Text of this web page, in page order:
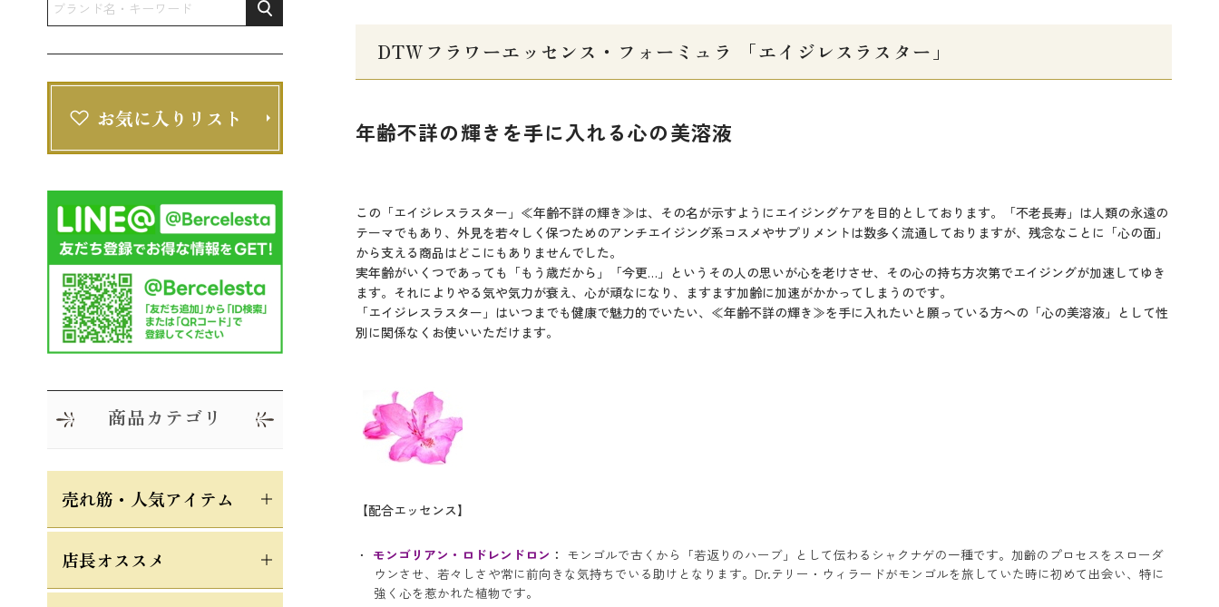
DTWフラワーエッセンス・フォーミュラ 「エイジレスラスター」
年齢不詳の輝きを手に入れる心の美溶液
この「エイジレスラスター」≪年齢不詳の輝き≫は、その名が示すようにエイジングケアを目的としております。「不老長寿」は人類の永遠の
テーマでもあり、外見を若々しく保つためのアンチエイジング系コスメやサプリメントは数多く流通しておりますが、残念なことに「心の面」
から支える商品はどこにもありませんでした。
実年齢がいくつであっても「もう歳だから」「今更…」というその人の思いが心を老けさせ、その心の持ち方次第でエイジングが加速してゆき
ます。それによりやる気や気力が衰え、心が頑なになり、ますます加齢に加速がかかってしまうのです。
「エイジレスラスター」はいつまでも健康で魅力的でいたい、≪年齢不詳の輝き≫を手に入れたいと願っている方への「心の美溶液」として性
別に関係なくお使いいただけます。
【配合エッセンス】
モンゴリアン・ロドレンドロン ： モンゴルで古くから「若返りのハーブ」として伝わるシャクナゲの一種です。加齢のプロセスをスローダ
ウンさせ、若々しさや常に前向きな気持ちでいる助けとなります。Dr.テリー・ウィラードがモンゴルを旅していた時に初めて出会い、特に
強く心を惹かれた植物です。
商品カテゴリ
売れ筋・人気アイテム
店長オススメ